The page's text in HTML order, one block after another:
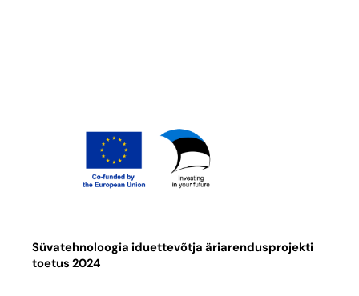
Süvatehnoloogia iduettevõtja äriarendusprojekti
toetus 2024